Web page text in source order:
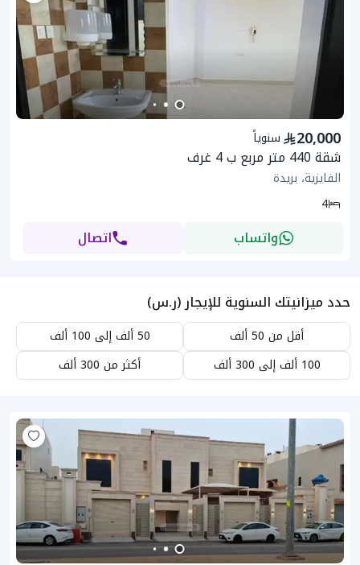
سنوياً 20,000
شقة 440 متر مربع ب 4 غرف
الفايزية، بريدة
4
واتساب اتصال
حدد ميزانيتك السنوية للإيجار (ر.س)
أقل من 50 ألف
50 ألف إلى 100 ألف
100 ألف إلى 300 ألف
أكثر من 300 ألف